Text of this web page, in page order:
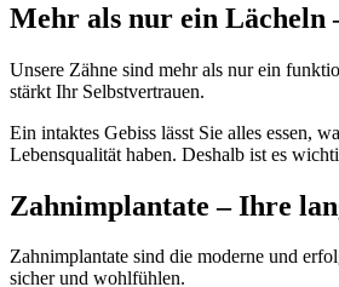
Mehr als nur ein Lächeln
Unsere Zähne sind mehr als nur ein
stärkt Ihr Selbstvertrauen.
Ein intaktes Gebiss lässt Sie alles essen,
Lebensqualität haben. Deshalb ist es
Zahnimplantate – Ihre
Zahnimplantate sind die moderne und
sicher und wohlfühlen.